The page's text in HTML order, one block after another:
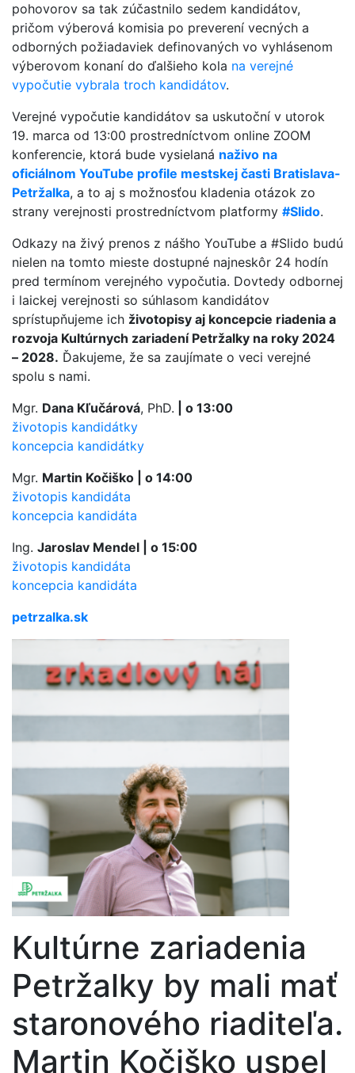
pohovorov sa tak zúčastnilo sedem kandidátov,
pričom výberová komisia po preverení vecných a
odborných požiadaviek definovaných vo vyhlásenom
výberovom konaní do ďalšieho kola na verejné
vypočutie vybrala troch kandidátov.
Verejné vypočutie kandidátov sa uskutoční v utorok
19. marca od 13:00 prostredníctvom online ZOOM
konferencie, ktorá bude vysielaná naživo na
oficiálnom YouTube profile mestskej časti Bratislava-
Petržalka, a to aj s možnosťou kladenia otázok zo
strany verejnosti prostredníctvom platformy #Slido.
Odkazy na živý prenos z nášho YouTube a #Slido budú
nielen na tomto mieste dostupné najneskôr 24 hodín
pred termínom verejného vypočutia. Dovtedy odbornej
i laickej verejnosti so súhlasom kandidátov
sprístupňujeme ich životopisy aj koncepcie riadenia a
rozvoja Kultúrnych zariadení Petržalky na roky 2024
– 2028. Ďakujeme, že sa zaujímate o veci verejné
spolu s nami.
Mgr. Dana Kľučárová, PhD. | o 13:00
životopis kandidátky
koncepcia kandidátky
Mgr. Martin Kočiško | o 14:00
životopis kandidáta
koncepcia kandidáta
Ing. Jaroslav Mendel | o 15:00
životopis kandidáta
koncepcia kandidáta
petrzalka.sk
Kultúrne zariadenia
Petržalky by mali mať
staronového riaditeľa.
Martin Kočiško uspel